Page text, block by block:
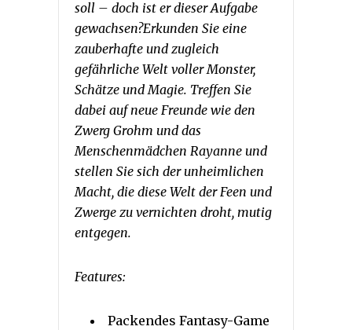
soll – doch ist er dieser Aufgabe
gewachsen?Erkunden Sie eine
zauberhafte und zugleich
gefährliche Welt voller Monster,
Schätze und Magie. Treffen Sie
dabei auf neue Freunde wie den
Zwerg Grohm und das
Menschenmädchen Rayanne und
stellen Sie sich der unheimlichen
Macht, die diese Welt der Feen und
Zwerge zu vernichten droht, mutig
entgegen.
Features:
Packendes Fantasy-Game